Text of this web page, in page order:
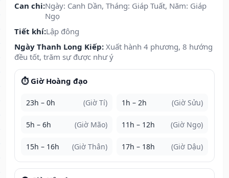
Can chi:Ngày: Canh Dần, Tháng: Giáp Tuất, Năm: Giáp
Ngọ
Tiết khí:Lập đông
Ngày Thanh Long Kiếp: Xuất hành 4 phương, 8 hướng
đều tốt, trăm sự được như ý
⏱️ Giờ Hoàng đạo
23h – 0h (Giờ Tí) 1h – 2h (Giờ Sửu)
5h – 6h (Giờ Mão) 11h – 12h (Giờ Ngọ)
15h – 16h (Giờ Thân) 17h – 18h (Giờ Dậu)